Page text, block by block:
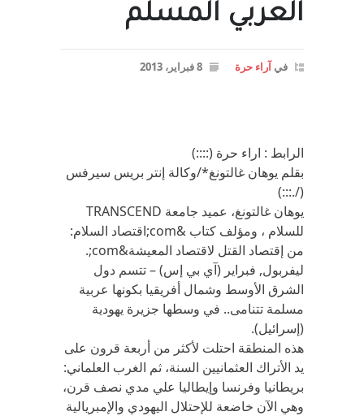
العربي المسلم
فيآراء حرة 8 فبراير، 2013
الرابط : اراء حرة (::::)
بقلم يوهان غالتونغ*/وكالة إنتر بريس سيرفس
(/.:::)
يوهان غالتونغ، عميد جامعة TRANSCEND
للسلام ، ومؤلف كتاب &com;اقتصاد السلام:
من إقتصاد القتل لاقتصاد المعيشة&com;.
ليفربول, فبراير (آي بي إس) – تتسم دول
الشرق الأوسط وشمال أفريقيا بكونها عربية
مسلمة تتنامى.. في وسطها جزيرة يهودية
(إسرائيل).
هذه المنطقة احتلت لأكثر من أربعة قرون على
يد الأتراك العثمانيين السنة، ثم الغرب العلماني:
بريطانيا وفرنسا وإيطاليا علي مدي نصف قرن،
وهي الآن خاضعة للإحتلال اليهودي والإمبريالية